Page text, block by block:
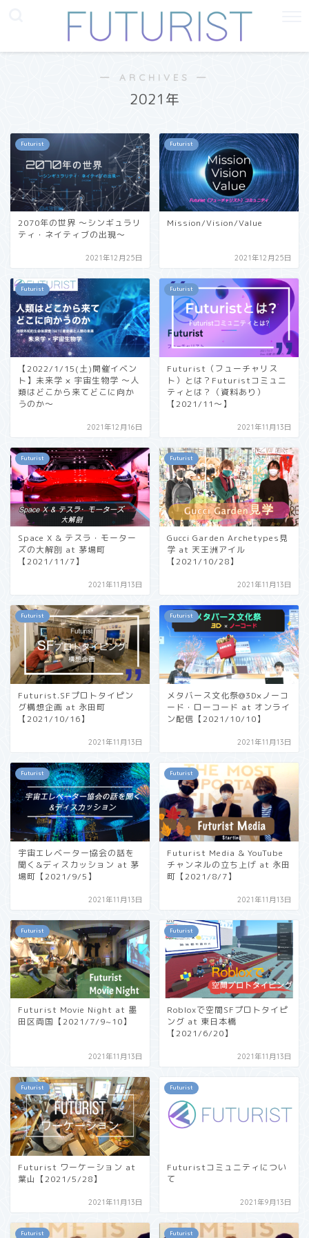
― ARCHIVES ―
2021年
Futurist
2070年の世界 〜シンギュラリ
ティ・ネイティブの出現〜
2021年12月25日
Futurist
Mission/Vision/Value
2021年12月25日
Futurist
【2022/1/15(土)開催イベン
ト】未来学 × 宇宙生物学 〜人
類はどこから来てどこに向か
うのか〜
2021年12月16日
Futurist
Futurist（フューチャリス
ト）とは？Futuristコミュニ
ティとは？（資料あり）
【2021/11〜】
2021年11月13日
Futurist
Space X & テスラ・モーター
ズの大解剖 at 茅場町
【2021/11/7】
2021年11月13日
Futurist
Gucci Garden Archetypes見
学 at 天王洲アイル
【2021/10/28】
2021年11月13日
Futurist
Futurist.SFプロトタイピン
グ構想企画 at 永田町
【2021/10/16】
2021年11月13日
Futurist
メタバース文化祭@3D×ノーコ
ード・ローコード at オンライ
ン配信【2021/10/10】
2021年11月13日
Futurist
宇宙エレベーター協会の話を
聞く&ディスカッション at 茅
場町【2021/9/5】
2021年11月13日
Futurist
Futurist Media & YouTube
チャンネルの立ち上げ at 永田
町【2021/8/7】
2021年11月13日
Futurist
Futurist Movie Night at 墨
田区両国【2021/7/9~10】
2021年11月13日
Futurist
Robloxで空間SFプロトタイピ
ング at 東日本橋
【2021/6/20】
2021年11月13日
Futurist
Futurist ワーケーション at
葉山【2021/5/28】
2021年11月13日
Futurist
Futuristコミュニティについ
て
2021年9月13日
Futurist Futurist